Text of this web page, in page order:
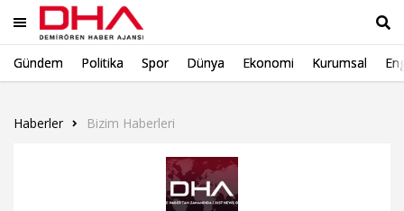
Gündem Politika Spor Dünya Ekonomi Kurumsal
Haberler Bizim Haberleri